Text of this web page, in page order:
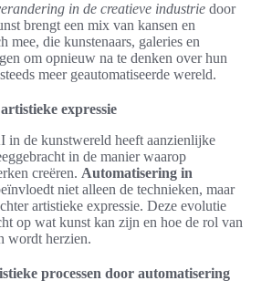
in de creatieve industrie door
brengt een mix van kansen en
mee, die kunstenaars, galeries en
om opnieuw na te denken over hun
meer geautomatiseerde wereld.
expressie
in de kunstwereld heeft aanzienlijke
in de manier waarop
creëren. Automatisering in
niet alleen de technieken, maar
artistieke expressie. Deze evolutie
op wat kunst kan zijn en hoe de rol van
wordt herzien.
processen door automatisering